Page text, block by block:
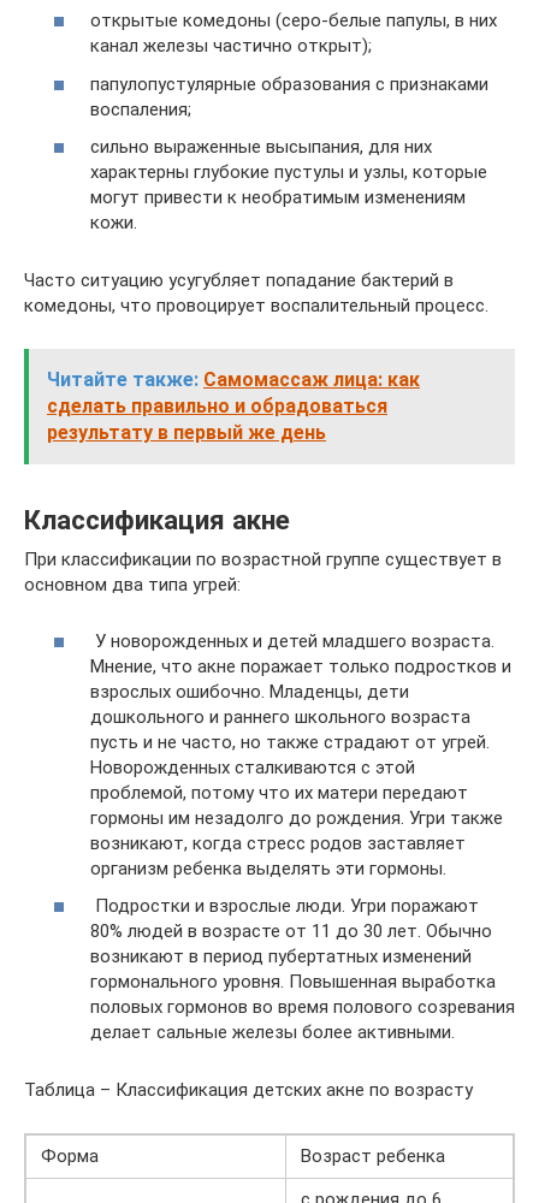
открытые комедоны (серо-белые папулы, в них
канал железы частично открыт);
папулопустулярные образования с признаками
воспаления;
сильно выраженные высыпания, для них
характерны глубокие пустулы и узлы, которые
могут привести к необратимым изменениям
кожи.
Часто ситуацию усугубляет попадание бактерий в
комедоны, что провоцирует воспалительный процесс.
Читайте также: Самомассаж лица: как
сделать правильно и обрадоваться
результату в первый же день
Классификация акне
При классификации по возрастной группе существует в
основном два типа угрей:
У новорожденных и детей младшего возраста.
Мнение, что акне поражает только подростков и
взрослых ошибочно. Младенцы, дети
дошкольного и раннего школьного возраста
пусть и не часто, но также страдают от угрей.
Новорожденных сталкиваются с этой
проблемой, потому что их матери передают
гормоны им незадолго до рождения. Угри также
возникают, когда стресс родов заставляет
организм ребенка выделять эти гормоны.
Подростки и взрослые люди. Угри поражают
80% людей в возрасте от 11 до 30 лет. Обычно
возникают в период пубертатных изменений
гормонального уровня. Повышенная выработка
половых гормонов во время полового созревания
делает сальные железы более активными.
Таблица – Классификация детских акне по возрасту
Форма Возраст ребенка